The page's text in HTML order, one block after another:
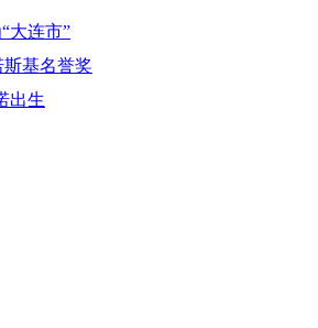
大连市”
斯基名誉奖
出生